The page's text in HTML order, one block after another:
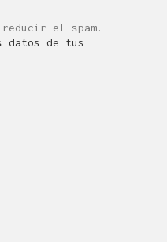
el spam.
datos de tus